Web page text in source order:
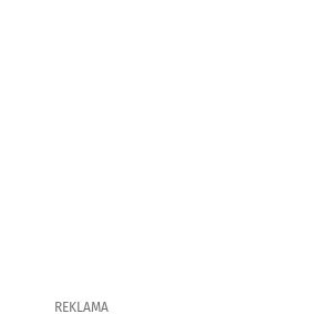
REKLAMA